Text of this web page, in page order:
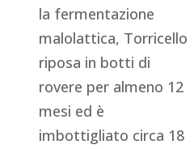
la fermentazione
malolattica, Torricello
riposa in botti di
rovere per almeno 12
mesi ed è
imbottigliato circa 18